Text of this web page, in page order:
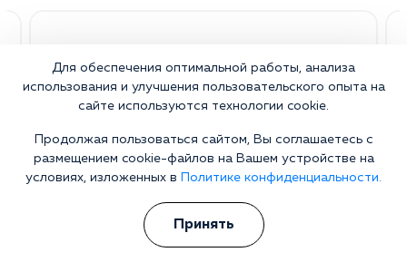
Для обеспечения оптимальной работы, анализа
использования и улучшения пользовательского опыта на
сайте используются технологии cookie.
Продолжая пользоваться сайтом, Вы соглашаетесь с
размещением cookie-файлов на Вашем устройстве на
условиях, изложенных в
Политике конфиденциальности.
Принять